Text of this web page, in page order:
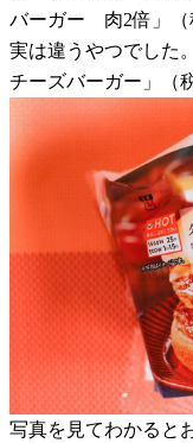
バーガー 肉2倍」（
実は違うやつでした
チーズバーガー」（
写真を見てわかると